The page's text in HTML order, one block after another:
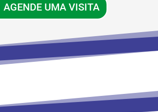
AGENDE UMA VISITA